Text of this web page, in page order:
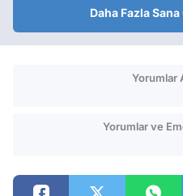
Daha Fazla
Yorumlar
Yorumlar ve